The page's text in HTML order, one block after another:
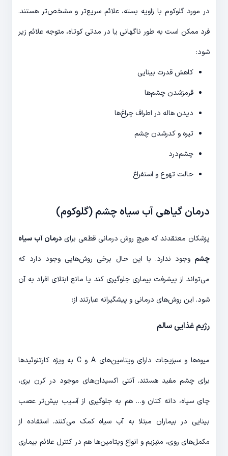
در مورد گلوکوم با زاویه بسته، علائم سریع‌تر و مشخص‌تر هستند.
فرد ممکن است به طور ناگهانی یا در مدتی کوتاه، متوجه علائم زیر
شود:
کاهش قدرت بینایی
قرمزشدن چشم‌ها
دیدن هاله در اطراف چراغ‌ها
تیره و کدرشدن چشم
چشم‌درد
حالت تهوع و استفراغ
درمان گیاهی آب سیاه چشم (گلوکوم)
پزشکان معتقدند که هیچ روش درمانی قطعی برای درمان آب سیاه
چشم وجود ندارد. با این حال برخی روش‌هایی وجود دارد که
می‌تواند از پیشرفت بیماری جلوگیری کند یا مانع ابتلای افراد به آن
شود. این روش‌های درمانی و پیشگیرانه عبارتند از:
رژیم غذایی سالم
میوه‌ها و سبزیجات دارای ویتامین‌های A و C به ویژه کارتنوئیدها
برای چشم مفید هستند. آنتی اکسیدان‌های موجود در کرن بری،
چای سیاه، دانه کتان و… هم به جلوگیری از آسیب بیش‌تر عصب
بینایی در بیماران مبتلا به آب سیاه کمک می‌کنند. استفاده از
مکمل‌های روی، منیزیم و انواع ویتامین‌ها هم در کنترل علائم بیماری